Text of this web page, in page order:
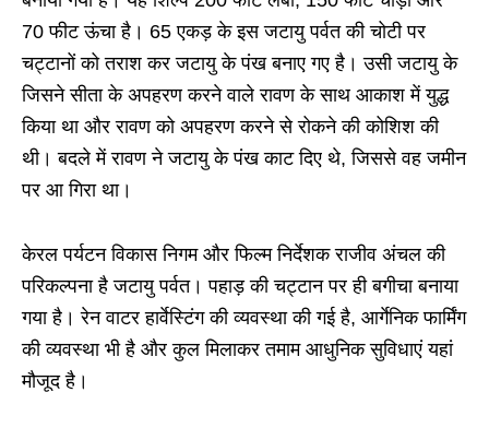
70 फीट ऊंचा है। 65 एकड़ के इस जटायु पर्वत की चोटी पर
चट्टानों को तराश कर जटायु के पंख बनाए गए है। उसी जटायु के
जिसने सीता के अपहरण करने वाले रावण के साथ आकाश में युद्ध
किया था और रावण को अपहरण करने से रोकने की कोशिश की
थी। बदले में रावण ने जटायु के पंख काट दिए थे, जिससे वह जमीन
पर आ गिरा था।
केरल पर्यटन विकास निगम और फिल्म निर्देशक राजीव अंचल की
परिकल्पना है जटायु पर्वत। पहाड़ की चट्टान पर ही बगीचा बनाया
गया है। रेन वाटर हार्वेस्टिंग की व्यवस्था की गई है, आर्गेनिक फार्मिंग
की व्यवस्था भी है और कुल मिलाकर तमाम आधुनिक सुविधाएं यहां
मौजूद है।